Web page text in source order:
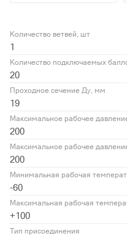
Количество ветвей, шт
1
Количество подключаемых
20
Проходное сечение Ду, мм
19
Максимальное рабочее
200
Максимальное рабочее
200
Минимальная рабочая
-60
Максимальная рабочая
+100
Тип присоединения